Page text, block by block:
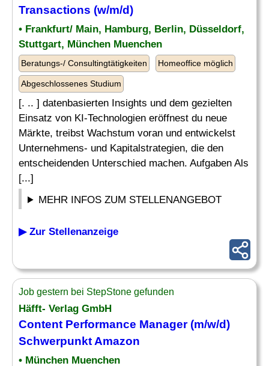
Transactions (w/m/d)
• Frankfurt/ Main, Hamburg, Berlin, Düsseldorf,
Stuttgart, München Muenchen
Beratungs-/ Consultingtätigkeiten Homeoffice möglich
Abgeschlossenes Studium
[. .. ] datenbasierten Insights und dem gezielten
Einsatz von KI-Technologien eröffnest du neue
Märkte, treibst Wachstum voran und entwickelst
Unternehmens- und Kapitalstrategien, die den
entscheidenden Unterschied machen. Aufgaben Als
[...]
MEHR INFOS ZUM STELLENANGEBOT
▶ Zur Stellenanzeige
Job gestern bei StepStone gefunden
Häfft- Verlag GmbH
Content Performance Manager (m/w/d)
Schwerpunkt Amazon
• München Muenchen